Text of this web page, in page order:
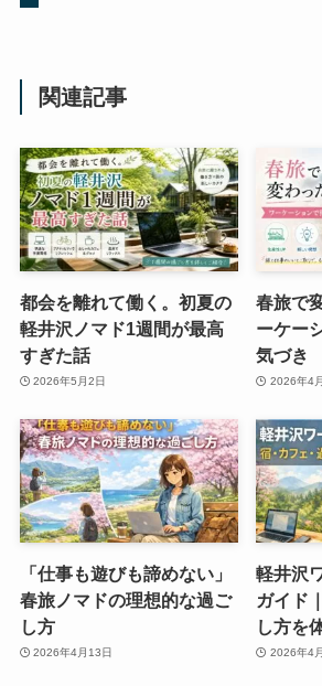
関連記事
都会を離れて働く。初夏の
軽井沢ノマド1週間が最高
すぎた話
2026年5月2日
春旅で
ーケー
気づき
2026年4
「仕事も遊びも諦めない」
春旅ノマドの理想的な過ご
し方
2026年4月13日
軽井沢
ガイド
し方を
2026年4